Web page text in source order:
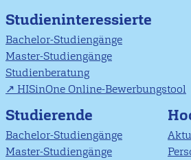
Studieninteressierte
Bachelor-Studiengänge
Master-Studiengänge
Studienberatung
HISinOne Online-Bewerbungstool
Studierende
Bachelor-Studiengänge
Master-Studiengänge